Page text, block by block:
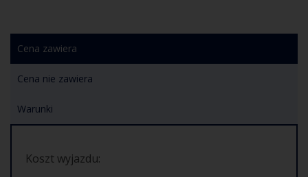
Cena zawiera
Cena nie zawiera
Warunki
Koszt wyjazdu: